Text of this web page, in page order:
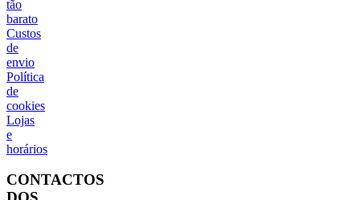
tão
barato
Custos
de
envio
Política
de
cookies
Lojas
e
horários
CONTACTOS